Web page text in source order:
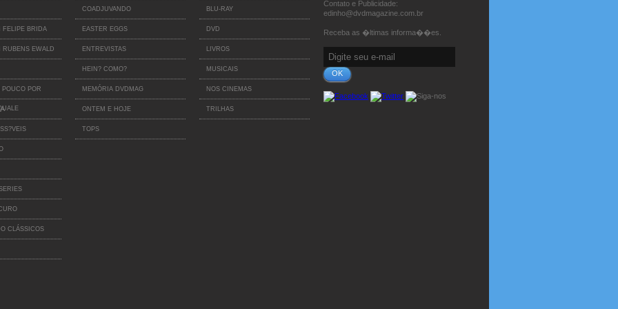
FELIPE BRIDA
RUBENS EWALD
POR
CLÁSSICOS
COADJUVANDO
EASTER EGGS
ENTREVISTAS
HEIN? COMO?
MEMÓRIA DVDMAG
ONTEM E HOJE
TOPS
BLU-RAY
DVD
LIVROS
MUSICAIS
NOS CINEMAS
TRILHAS
Contato e Publicidade:
edinho@dvdmagazine.com.br
Receba as �ltimas informa��es.
OK